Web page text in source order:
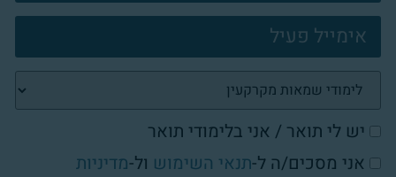
יש לי תואר / אני בלימודי תואר
אני מסכים/ה ל-תנאי השימוש ול-מדיניות